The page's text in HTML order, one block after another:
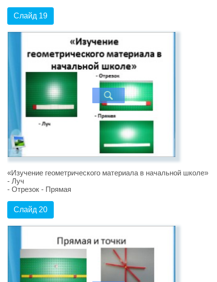
Слайд 19
«Изучение геометрического материала в начальной школе»
- Луч
- Отрезок - Прямая
Слайд 20